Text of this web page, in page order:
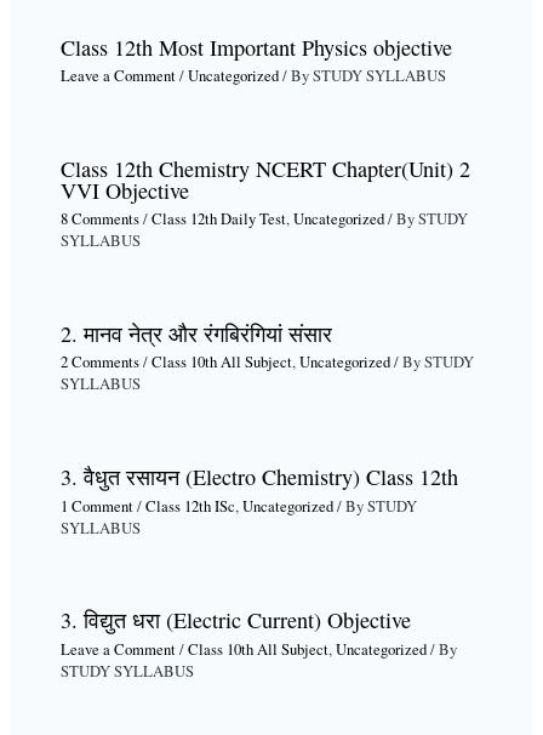
Class 12th Most Important Physics objective
Leave a Comment/Uncategorized/ BySTUDY SYLLABUS
Class 12th Chemistry NCERT Chapter(Unit) 2
VVI Objective
8 Comments/Class 12th Daily Test,Uncategorized/ BySTUDY
SYLLABUS
2. मानव नेत्र और रंगबिरंगियां संसार
2 Comments/Class 10th All Subject,Uncategorized/ BySTUDY
SYLLABUS
3. वैधुत रसायन (Electro Chemistry) Class 12th
1 Comment/Class 12th ISc,Uncategorized/ BySTUDY
SYLLABUS
3. विद्युत धरा (Electric Current) Objective
Leave a Comment/Class 10th All Subject,Uncategorized/ By
STUDY SYLLABUS